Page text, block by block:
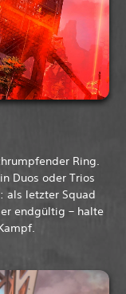
Ring.
Duos oder Trios
als letzter Squad
endgültig – halte